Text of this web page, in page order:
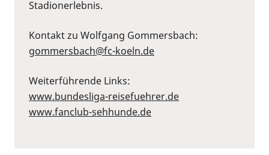
Stadionerlebnis.
Kontakt zu Wolfgang Gommersbach:
gommersbach@fc-koeln.de
Weiterführende Links:
www.bundesliga-reisefuehrer.de
www.fanclub-sehhunde.de